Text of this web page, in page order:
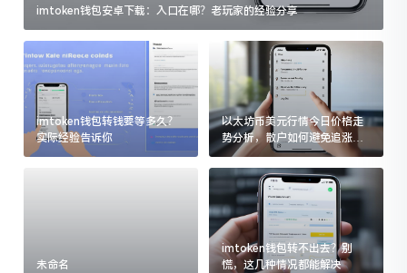
imtoken钱包安卓下载：入口在哪？老玩家的经验分享
imtoken钱包转钱要等多久？
实际经验告诉你
以太坊币美元行情今日价格走
势分析，散户如何避免追涨杀
跌被套牢
未命名
imtoken钱包转不出去？别
慌，这几种情况都能解决